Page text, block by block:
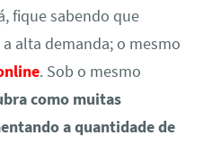
fique sabendo que
alta demanda; o mesmo
. Sob o mesmo
como muitas
a quantidade de